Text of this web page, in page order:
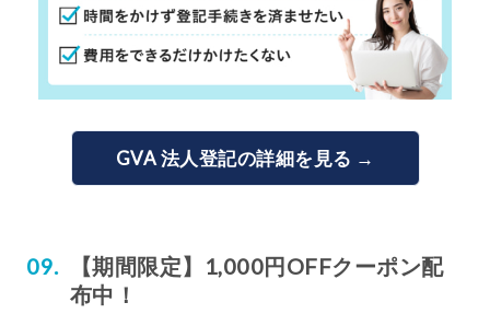
GVA 法人登記の詳細を見る →
【期間限定】1,000円OFFクーポン配
布中！